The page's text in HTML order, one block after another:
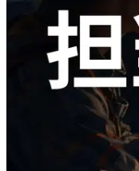
この記事を読む
さらに読み込む